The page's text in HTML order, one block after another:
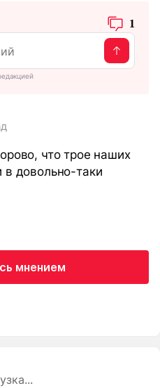
1
что трое наших
в довольно-таки
мнением